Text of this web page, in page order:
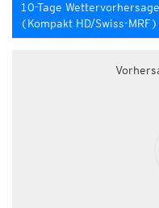
10-Tage
(Kompakt HD/Swiss-MRF)